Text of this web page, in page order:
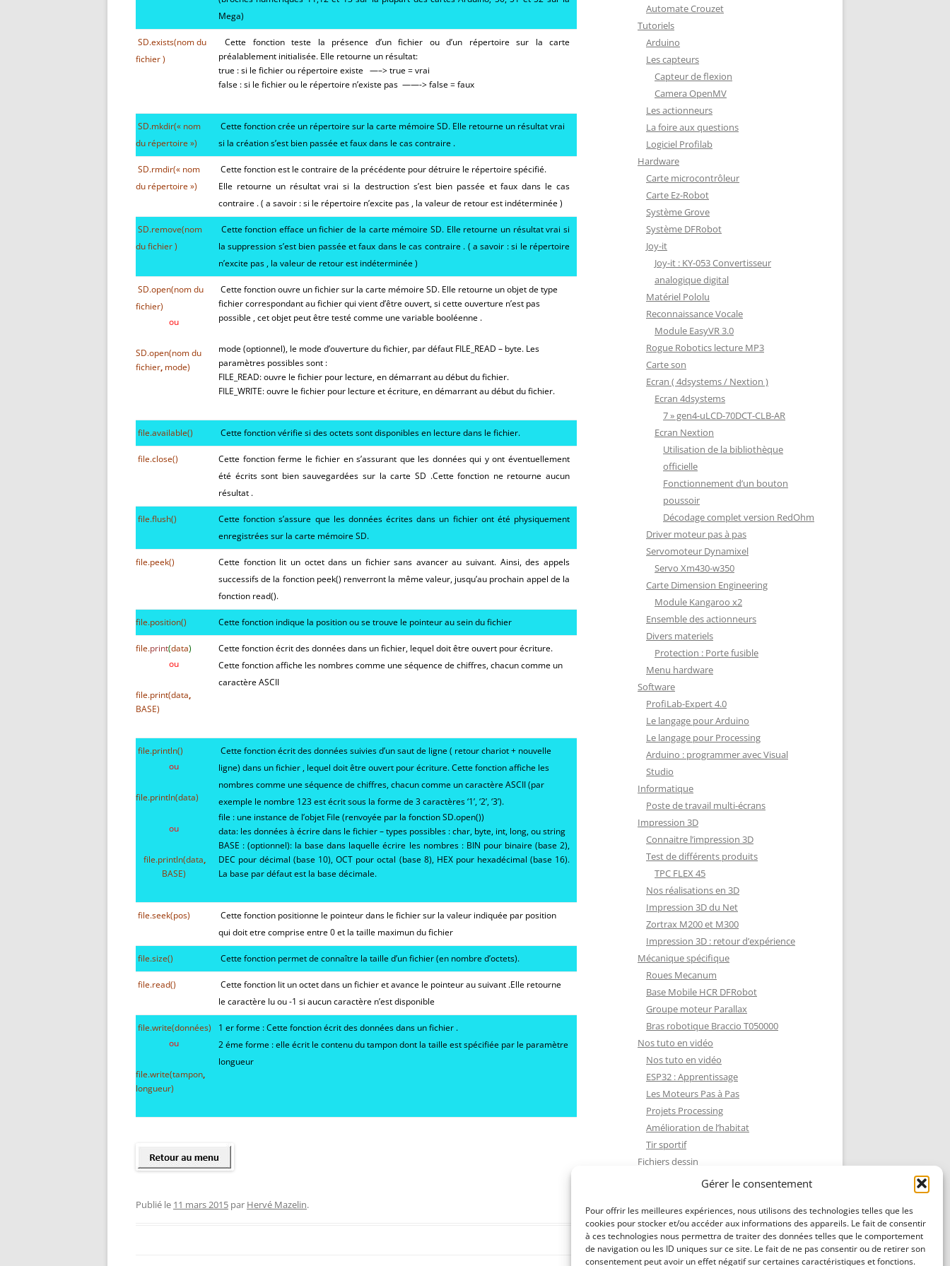
Gérer le consentement
Pour offrir les meilleures expériences, nous utilisons des technologies telles que les
cookies pour stocker et/ou accéder aux informations des appareils. Le fait de consentir
à ces technologies nous permettra de traiter des données telles que le comportement
de navigation ou les ID uniques sur ce site. Le fait de ne pas consentir ou de retirer son
consentement peut avoir un effet négatif sur certaines caractéristiques et fonctions.
DIVERS MATERIELS PROTECTION : PORTE FUSIBLE
Mega)
SD.exists(nom du
fichier )
Cette fonction teste la présence d’un fichier ou d’un répertoire sur la carte
préalablement initialisée. Elle retourne un résultat:
true : si le fichier ou répertoire existe —–> true = vrai
false : si le fichier ou le répertoire n’existe pas ——-> false = faux
SD.mkdir(« nom
du répertoire »)
Cette fonction crée un répertoire sur la carte mémoire SD. Elle retourne un résultat vrai
si la création s’est bien passée et faux dans le cas contraire .
SD.rmdir(« nom
du répertoire »)
Cette fonction est le contraire de la précédente pour détruire le répertoire spécifié.
Elle retourne un résultat vrai si la destruction s’est bien passée et faux dans le cas
contraire . ( a savoir : si le répertoire n’excite pas , la valeur de retour est indéterminée )
SD.remove(nom
du fichier)
Cette fonction efface un fichier de la carte mémoire SD. Elle retourne un résultat vrai si
la suppression s’est bien passée et faux dans le cas contraire . ( a savoir : si le répertoire
n’excite pas , la valeur de retour est indéterminée )
SD.open(nom du
fichier)
ou
SD.open(nom du
fichier, mode)
Cette fonction ouvre un fichier sur la carte mémoire SD. Elle retourne un objet de type
fichier correspondant au fichier qui vient d’être ouvert, si cette ouverture n’est pas
possible , cet objet peut être testé comme une variable booléenne .
mode (optionnel), le mode d’ouverture du fichier, par défaut FILE_READ – byte. Les
paramètres possibles sont :
FILE_READ: ouvre le fichier pour lecture, en démarrant au début du fichier.
FILE_WRITE: ouvre le fichier pour lecture et écriture, en démarrant au début du fichier.
file.available() Cette fonction vérifie si des octets sont disponibles en lecture dans le fichier.
file.close()
Cette fonction ferme le fichier en s’assurant que les données qui y ont éventuellement
été écrits sont bien sauvegardées sur la carte SD .Cette fonction ne retourne aucun
résultat .
file.flush()
Cette fonction s’assure que les données écrites dans un fichier ont été physiquement
enregistrées sur la carte mémoire SD.
file.peek()
Cette fonction lit un octet dans un fichier sans avancer au suivant. Ainsi, des appels
successifs de la fonction peek() renverront la même valeur, jusqu’au prochain appel de la
fonction read().
file.position() Cette fonction indique la position ou se trouve le pointeur au sein du fichier
file.print(data)
ou
file.print(data,
BASE)
Cette fonction écrit des données dans un fichier, lequel doit être ouvert pour écriture.
Cette fonction affiche les nombres comme une séquence de chiffres, chacun comme un
caractère ASCII
file.println()
ou
file.println(data)
ou
file.println(data,
BASE)
Cette fonction écrit des données suivies d’un saut de ligne ( retour chariot + nouvelle
ligne) dans un fichier , lequel doit être ouvert pour écriture. Cette fonction affiche les
nombres comme une séquence de chiffres, chacun comme un caractère ASCII (par
exemple le nombre 123 est écrit sous la forme de 3 caractères ‘1’, ‘2’, ‘3’).
file : une instance de l’objet File (renvoyée par la fonction SD.open())
data: les données à écrire dans le fichier – types possibles : char, byte, int, long, ou string
BASE : (optionnel): la base dans laquelle écrire les nombres : BIN pour binaire (base 2),
DEC pour décimal (base 10), OCT pour octal (base 8), HEX pour hexadécimal (base 16).
La base par défaut est la base décimale.
file.seek(pos) Cette fonction positionne le pointeur dans le fichier sur la valeur indiquée par position
qui doit etre comprise entre 0 et la taille maximun du fichier
file.size() Cette fonction permet de connaître la taille d’un fichier (en nombre d’octets).
file.read()
Cette fonction lit un octet dans un fichier et avance le pointeur au suivant .Elle retourne
le caractère lu ou -1 si aucun caractère n’est disponible
file.write(données)
ou
file.write(tampon,
longueur)
1 er forme : Cette fonction écrit des données dans un fichier .
2 éme forme : elle écrit le contenu du tampon dont la taille est spécifiée par le paramètre
longueur
Publié le 11 mars 2015 par Hervé Mazelin.
Automate Crouzet
Tutoriels
Arduino
Les capteurs
Capteur de flexion
Camera OpenMV
Les actionneurs
La foire aux questions
Logiciel Profilab
Hardware
Carte microcontrôleur
Carte Ez-Robot
Système Grove
Système DFRobot
Joy-it
Joy-it : KY-053 Convertisseur
analogique digital
Matériel Pololu
Reconnaissance Vocale
Module EasyVR 3.0
Rogue Robotics lecture MP3
Carte son
Ecran ( 4dsystems / Nextion )
Ecran 4dsystems
7 » gen4-uLCD-70DCT-CLB-AR
Ecran Nextion
Utilisation de la bibliothèque
officielle
Fonctionnement d’un bouton
poussoir
Décodage complet version RedOhm
Driver moteur pas à pas
Servomoteur Dynamixel
Servo Xm430-w350
Carte Dimension Engineering
Module Kangaroo x2
Ensemble des actionneurs
Divers materiels
Protection : Porte fusible
Menu hardware
Software
ProfiLab-Expert 4.0
Le langage pour Arduino
Le langage pour Processing
Arduino : programmer avec Visual
Studio
Informatique
Poste de travail multi-écrans
Impression 3D
Connaitre l’impression 3D
Test de différents produits
TPC FLEX 45
Nos réalisations en 3D
Impression 3D du Net
Zortrax M200 et M300
Impression 3D : retour d’expérience
Mécanique spécifique
Roues Mecanum
Base Mobile HCR DFRobot
Groupe moteur Parallax
Bras robotique Braccio T050000
Nos tuto en vidéo
Nos tuto en vidéo
ESP32 : Apprentissage
Les Moteurs Pas à Pas
Projets Processing
Amélioration de l’habitat
Tir sportif
Fichiers dessin
Fichiers dessin